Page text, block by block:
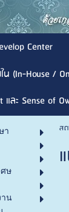
Center
(In-House /
ละ Sense of
า
ศษ
าน
ส